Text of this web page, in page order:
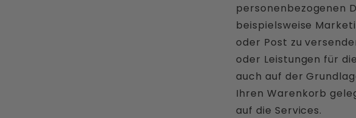
personenbezogenen
beispielsweise
oder Post zu
oder Leistungen für
auch auf der
Ihren Warenkorb
auf die Services.